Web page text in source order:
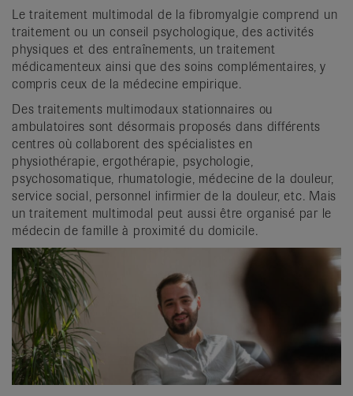
Le traitement multimodal de la fibromyalgie comprend un
traitement ou un conseil psychologique, des activités
physiques et des entraînements, un traitement
médicamenteux ainsi que des soins complémentaires, y
compris ceux de la médecine empirique.
Des traitements multimodaux stationnaires ou
ambulatoires sont désormais proposés dans différents
centres où collaborent des spécialistes en
physiothérapie, ergothérapie, psychologie,
psychosomatique, rhumatologie, médecine de la douleur,
service social, personnel infirmier de la douleur, etc. Mais
un traitement multimodal peut aussi être organisé par le
médecin de famille à proximité du domicile.